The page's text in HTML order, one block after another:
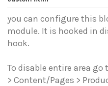
you can configure this
module. It is hooked in
hook.
To disable entire area
> Content/Pages >